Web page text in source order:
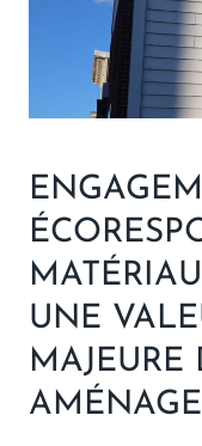
UNE
MAJEURE